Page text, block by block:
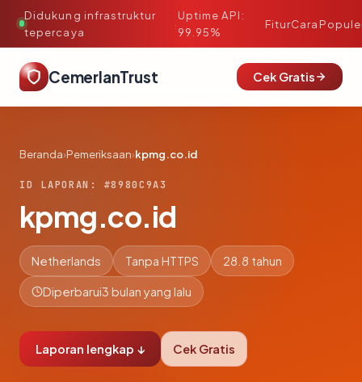
Didukung infrastruktur
tepercaya
·
Uptime API:
99.95%
FiturCara
CemerlanTrust Cek Gratis
Beranda›Pemeriksaan›kpmg.co.id
ID LAPORAN: #8980C9A3
kpmg.co.id
Netherlands Tanpa HTTPS 28.8 tahun
Diperbarui3 bulan yang lalu
Laporan lengkap ↓ Cek Gratis